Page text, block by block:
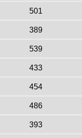
501
389
539
433
454
486
393